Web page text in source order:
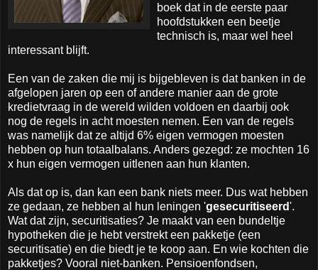
boek dat in de eerste paar
hoofdstukken een beetje
technisch is, maar wel heel
interessant blijft.
Een van de zaken die mij is bijgebleven is dat banken in de
afgelopen jaren op een of andere manier aan de grote
kredietvraag in de wereld wilden voldoen en daarbij ook
nog de regels in acht moesten nemen. Een van de regels
was namelijk dat ze altijd 6% eigen vermogen moesten
hebben op hun totaalbalans. Anders gezegd: ze mochten 16
x hun eigen vermogen uitlenen aan hun klanten.
Als dat op is, dan kan een bank niets meer. Dus wat hebben
ze gedaan, ze hebben al hun leningen 'gesecuritiseerd'.
Wat dat zijn, securitisaties? Je maakt van een bundeltje
hypotheken die je hebt verstrekt een pakketje (een
securitisatie) en die biedt je te koop aan. En wie kochten die
pakketjes? Vooral niet-banken. Pensioenfondsen,